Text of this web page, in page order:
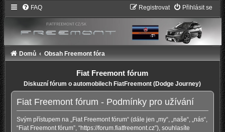
FAQ Přihlásit se
Registrovat
Domů Obsah Freemont fóra
Fiat Freemont fórum
Diskuzní fórum o automobilech FiatFreemont (Dodge Journey)
Fiat Freemont fórum - Podmínky pro užívání
Svým přístupem na „Fiat Freemont fórum“ (dále jen „my“, „naše“, „nás“,
“Fiat Freemont fórum”, “https://forum.fiatfreemont.cz”), souhlasíte